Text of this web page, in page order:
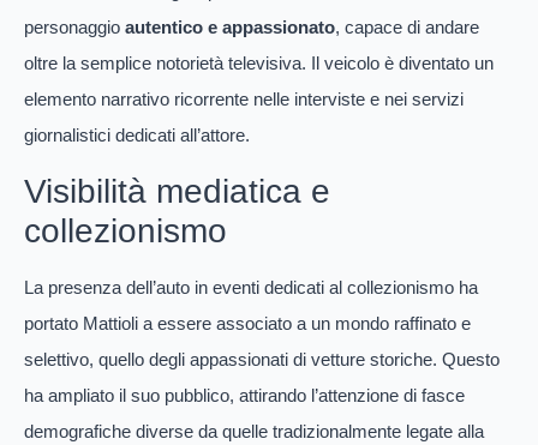
personaggio autentico e appassionato, capace di andare
oltre la semplice notorietà televisiva. Il veicolo è diventato un
elemento narrativo ricorrente nelle interviste e nei servizi
giornalistici dedicati all’attore.
Visibilità mediatica e
collezionismo
La presenza dell’auto in eventi dedicati al collezionismo ha
portato Mattioli a essere associato a un mondo raffinato e
selettivo, quello degli appassionati di vetture storiche. Questo
ha ampliato il suo pubblico, attirando l’attenzione di fasce
demografiche diverse da quelle tradizionalmente legate alla